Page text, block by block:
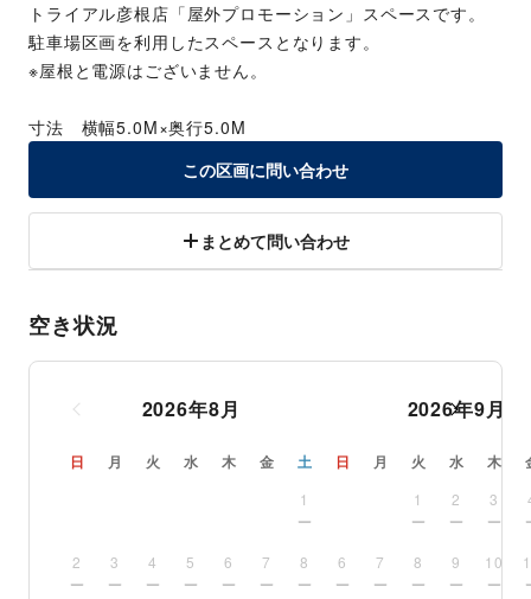
トライアル彦根店「屋外プロモーション」スペースです。
駐車場区画を利用したスペースとなります。
※屋根と電源はございません。
寸法　横幅5.0M×奥行5.0M
この区画に問い合わせ
まとめて問い合わせ
空き状況
2026年8月
日 月 火 水 木 金 土
1
2 3 4 5 6 7 8
2026年9月
日 月 火 水 木
1 2 3
6 7 8 9 10